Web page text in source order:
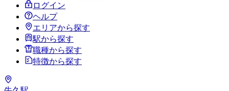
ログイン
ヘルプ
エリアから探す
駅から探す
職種から探す
特徴から探す